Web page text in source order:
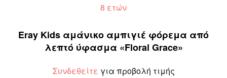
8 ετών
Eray Kids αμάνικο αμπιγιέ φόρεμα από
λεπτό ύφασμα «Floral Grace»
Συνδεθείτε για προβολή τιμής